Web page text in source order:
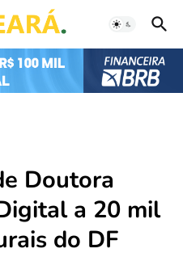
Doutora
a 20 mil
do DF